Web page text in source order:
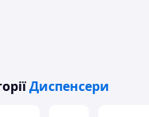
Диспенсери